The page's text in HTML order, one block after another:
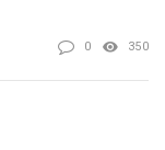
0 350